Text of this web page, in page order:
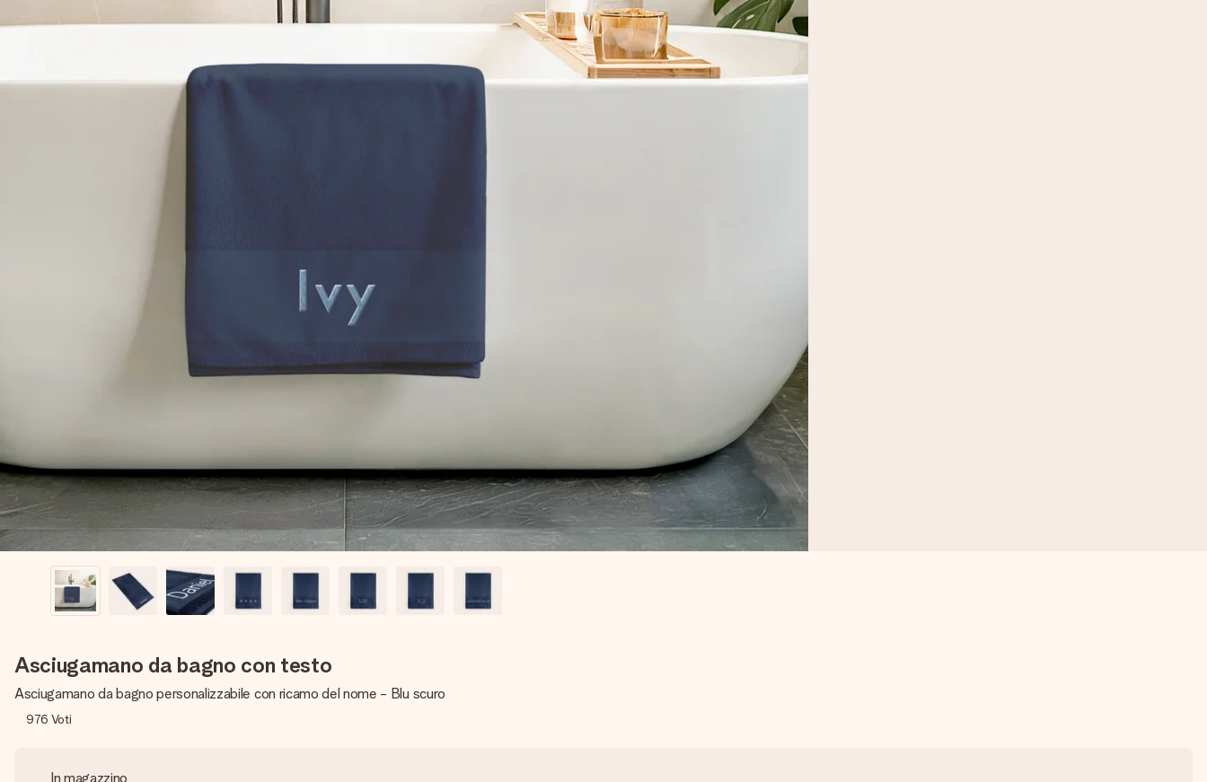
Asciugamano da bagno con testo
Asciugamano da bagno personalizzabile con ricamo del nome - Blu scuro
976 Voti
In magazzino